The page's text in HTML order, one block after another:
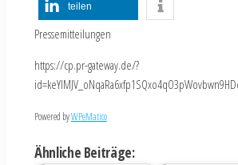
teilen
Pressemitteilungen
https://cp.pr-gateway.de/?
Powered byWPeMatico
Ähnliche Beiträge: